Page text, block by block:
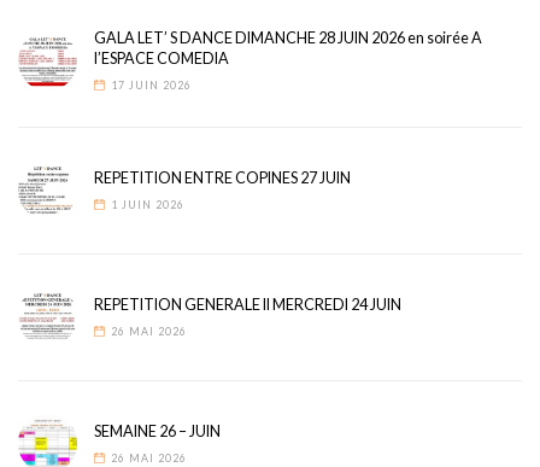
GALA LET’ S DANCE DIMANCHE 28 JUIN 2026 en soirée A
l’ESPACE COMEDIA
17 JUIN 2026
REPETITION ENTRE COPINES 27 JUIN
1 JUIN 2026
REPETITION GENERALE II MERCREDI 24 JUIN
26 MAI 2026
SEMAINE 26 – JUIN
26 MAI 2026